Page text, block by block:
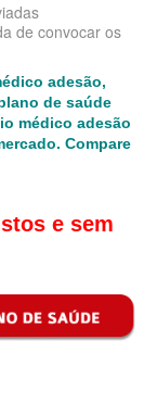
de convocar os
adesão,
de saúde
médico adesão
Compare
e sem